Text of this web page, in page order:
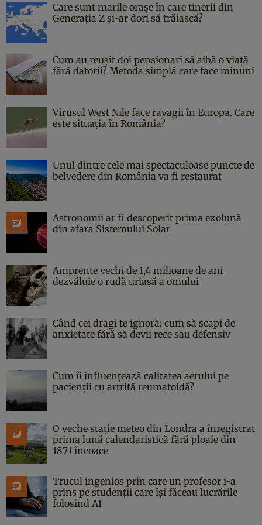
Care sunt marile orașe în care tinerii din
Generația Z și-ar dori să trăiască?
Cum au reușit doi pensionari să aibă o viață
fără datorii? Metoda simplă care face minuni
Virusul West Nile face ravagii în Europa. Care
este situația în România?
Unul dintre cele mai spectaculoase puncte de
belvedere din România va fi restaurat
Astronomii ar fi descoperit prima exolună
din afara Sistemului Solar
Amprente vechi de 1,4 milioane de ani
dezvăluie o rudă uriașă a omului
Când cei dragi te ignoră: cum să scapi de
anxietate fără să devii rece sau defensiv
Cum îi influențează calitatea aerului pe
pacienții cu artrită reumatoidă?
O veche stație meteo din Londra a înregistrat
prima lună calendaristică fără ploaie din
1871 încoace
Trucul ingenios prin care un profesor i-a
prins pe studenții care își făceau lucrările
folosind AI